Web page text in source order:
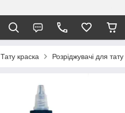
Тату краска Розріджувачі для